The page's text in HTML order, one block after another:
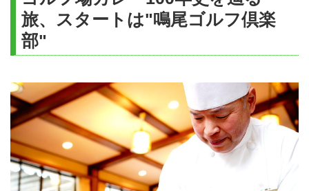
旅、スタートは"鳴尾ゴルフ倶楽
部"